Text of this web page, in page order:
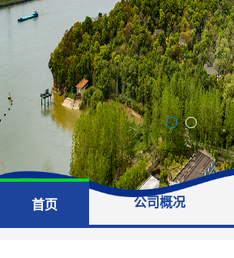
首页 公司概况